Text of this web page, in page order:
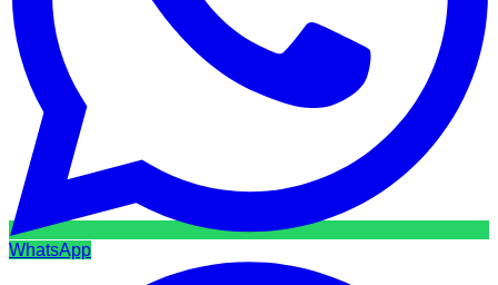
WhatsApp